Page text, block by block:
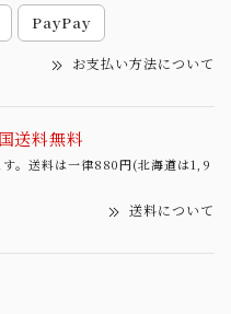
PayPay
お支払い方法について
送料無料
。送料は一律880円(北海道は1,9
送料について